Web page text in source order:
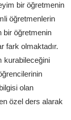
bir öğretmenin
öğretmenlerin
bir öğretmenin
fark olmaktadır.
kurabileceğini
olan
özel ders alarak